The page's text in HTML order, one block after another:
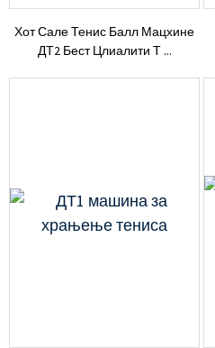
Хот Сале Тенис Балл Мацхине
ДТ2 Бест Цлиалити Т ...